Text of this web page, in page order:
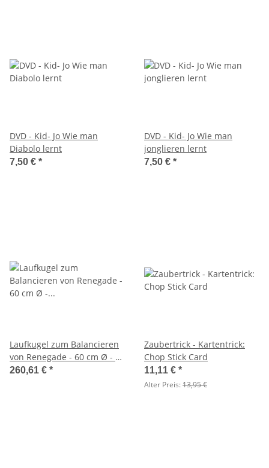
DVD - Kid- Jo Wie man
Diabolo lernt
7,50 € *
DVD - Kid- Jo Wie man
jonglieren lernt
7,50 € *
Laufkugel zum Balancieren
von Renegade - 60 cm Ø - 12
kg
260,61 € *
Zaubertrick - Kartentrick:
Chop Stick Card
11,11 € *
Alter Preis:13,95 €